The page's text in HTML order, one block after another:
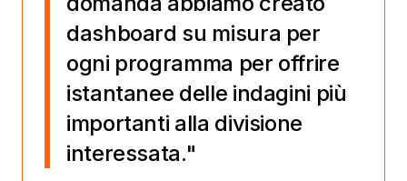
dashboard su misura per
ogni programma per offrire
istantanee delle indagini più
importanti alla divisione
interessata."